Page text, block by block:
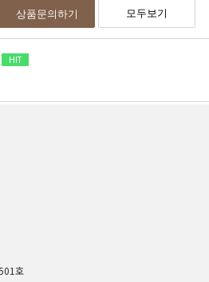
상품문의하기 모두보기
호